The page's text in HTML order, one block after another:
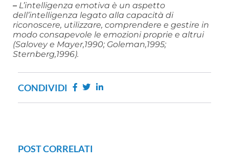
– L’intelligenza emotiva è un aspetto
dell’intelligenza legato alla capacità di
riconoscere, utilizzare, comprendere e gestire in
modo consapevole le emozioni proprie e altrui
(Salovey e Mayer,1990; Goleman,1995;
Sternberg,1996).
CONDIVIDI
POST CORRELATI